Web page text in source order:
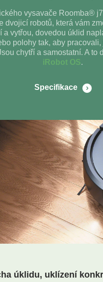
vysavače Roomba®
dvojicí robotů, která vám
a vytřou, dovedou úklid
polohy tak, aby
chytří a samostatní. A to
iRobot OS.
Specifikace
úklidu, uklízení